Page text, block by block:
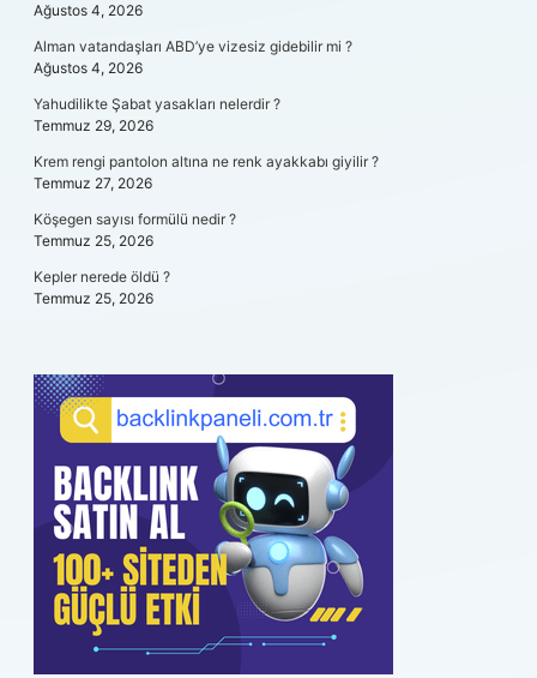
Ağustos 4, 2026
Alman vatandaşları ABD’ye vizesiz gidebilir mi ?
Ağustos 4, 2026
Yahudilikte Şabat yasakları nelerdir ?
Temmuz 29, 2026
Krem rengi pantolon altına ne renk ayakkabı giyilir ?
Temmuz 27, 2026
Köşegen sayısı formülü nedir ?
Temmuz 25, 2026
Kepler nerede öldü ?
Temmuz 25, 2026